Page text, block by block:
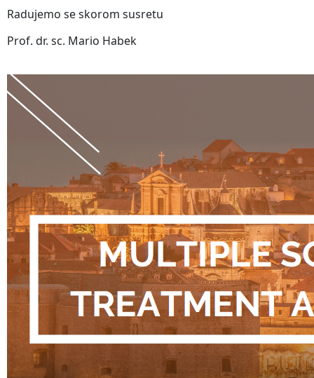
Radujemo se skorom susretu
Prof. dr. sc. Mario Habek